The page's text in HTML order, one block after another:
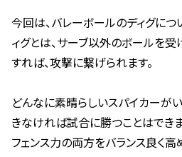
今回は、バレーボールのディグにつ
ィグとは、サーブ以外のボールを受
すれば、攻撃に繋げられます。
どんなに素晴らしいスパイカーが
きなければ試合に勝つことはできま
フェンス力の両方をバランス良く高